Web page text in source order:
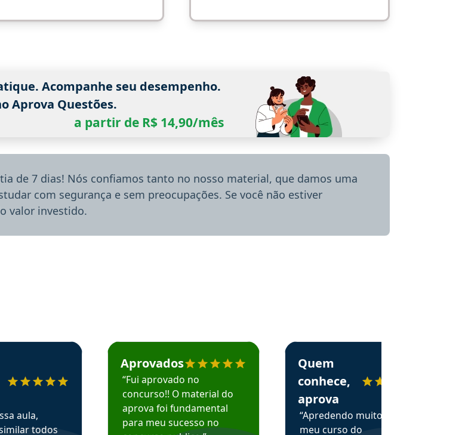
Acompanhe seu desempenho.
Aprova Questões.
a partir de R$ 14,90/mês
de 7 dias! Nós confiamos tanto no nosso material, que damos uma
com segurança e sem preocupações. Se você não estiver
valor investido.
o Aprova Concursos em depoimento
aula,
todos
Estudante Mário recomenda o Aprova Concursos em depoimento
Aprovados
“Fui aprovado no
concurso!! O material do
aprova foi fundamental
para meu sucesso no
Estudante Alessandra recomenda o Aprova
Quem
conhece,
aprova
“Apredendo muito no
meu curso do